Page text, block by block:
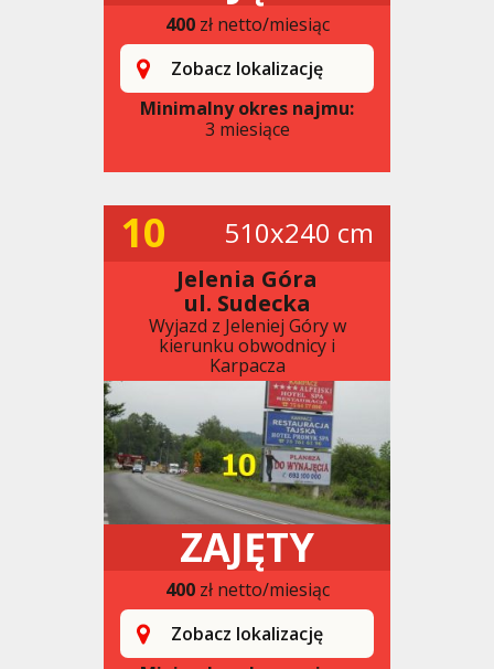
400zł netto/miesiąc
Zobacz lokalizację
Minimalny okres najmu:
3 miesiące
10 510x240 cm
Jelenia Góra
ul. Sudecka
Wyjazd z Jeleniej Góry w
kierunku obwodnicy i
Karpacza
ZAJĘTY
400zł netto/miesiąc
Zobacz lokalizację